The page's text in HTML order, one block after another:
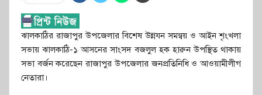
ঝালকাঠির রাজাপুর উপজেলার বিশেষ উন্নযন সমন্বয় ও আইন শৃংখলা
সভায় ঝালকাঠি-১ আসনের সাংসদ বজলুল হক হারুন উপস্থিত থাকায়
সভা বর্জন করেছেন রাজাপুর উপজেলার জনপ্রতিনিধি ও আওয়ামীলীগ
নেতারা।